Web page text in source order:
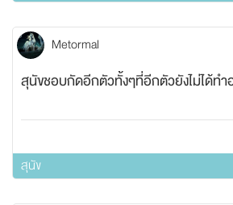
Metormal
สุนัขชอบกัดอีกตัวทั้งๆที่อีกตัวยังไม่ได้ทำอ
สุนัข